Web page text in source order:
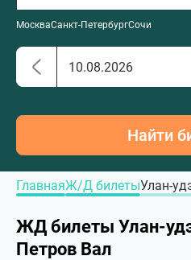
МоскваСанкт-ПетербургСочи
Найти
ГлавнаяЖ/Д билетыУлан-
ЖД билеты Улан-
Петров Вал